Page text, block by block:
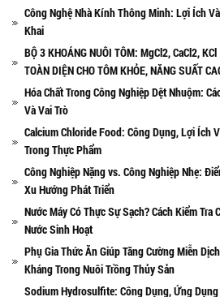
Công Nghệ Nhà Kính Thông Minh: Lợi Ích
Khai
BỘ 3 KHOÁNG NUÔI TÔM: MgCl2, CaCl2,
TOÀN DIỆN CHO TÔM KHỎE, NĂNG SUẤT
Hóa Chất Trong Công Nghiệp Dệt Nhuộm:
Và Vai Trò
Calcium Chloride Food: Công Dụng, Lợi Ích
Trong Thực Phẩm
Công Nghiệp Nặng vs. Công Nghiệp Nhẹ:
Xu Hướng Phát Triển
Nước Máy Có Thực Sự Sạch? Cách Kiểm Tra
Nước Sinh Hoạt
Phụ Gia Thức Ăn Giúp Tăng Cường Miễn
Kháng Trong Nuôi Trồng Thủy Sản
Sodium Hydrosulfite: Công Dụng, Ứng